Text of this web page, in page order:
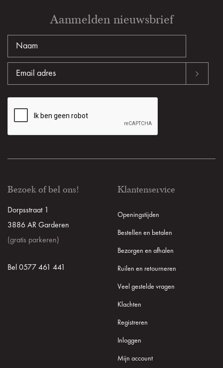
Aanmelden nieuwsbrief
Bezoek of bel ons!
Dorpsstraat 1
3886 AR Garderen
(gratis parkeren)
Bel 0577 461 441
Klantenservice
Openingstijden
Bestellen en betalen
Bezorgen en afhalen
Ruilen en retourneren
Veel gestelde vragen
Klachten
Registreren
Inloggen
Mijn account